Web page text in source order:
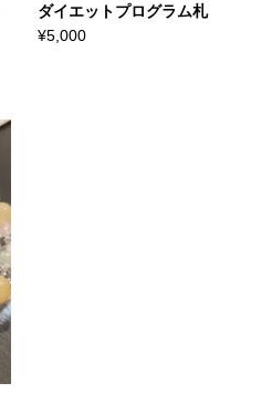
ダイエットプログラム札
¥5,000